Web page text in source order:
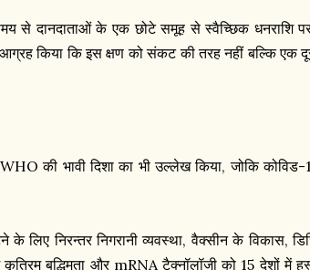
से दानदाताओं के एक छोटे समूह से स्वैच्छिक धनराशि पर
किया कि इस क्षण को संकट की तरह नहीं बल्कि एक
की भावी दिशा का भी उल्लेख किया, जोकि कोविड-
के लिए निरन्तर निगरानी व्यवस्था, वैक्सीन के विकास,
बुद्धिमता और mRNA टैक्नॉलॉजी को 15 देशों में